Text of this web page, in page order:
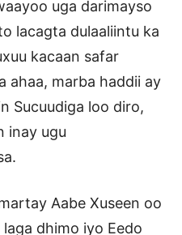
uga darimayso
lacagta dulaaliintu ka
kacaan safar
ahaa, marba haddii ay
Sucuudiga loo diro,
inay ugu
Aabe Xuseen oo
dhimo iyo Eedo